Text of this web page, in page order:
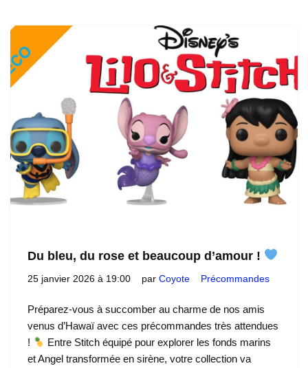
Du bleu, du rose et beaucoup d’amour !
25 janvier 2026 à 19:00 par Coyote Précommandes
Préparez-vous à succomber au charme de nos amis
venus d’Hawaï avec ces précommandes très attendues
!
Entre Stitch équipé pour explorer les fonds marins
et Angel transformée en sirène, votre collection va